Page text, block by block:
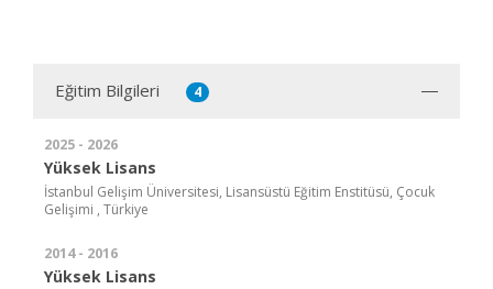
Eğitim Bilgileri 4
2025 - 2026
Yüksek Lisans
İstanbul Gelişim Üniversitesi, Lisansüstü Eğitim Enstitüsü, Çocuk
Gelişimi , Türkiye
2014 - 2016
Yüksek Lisans